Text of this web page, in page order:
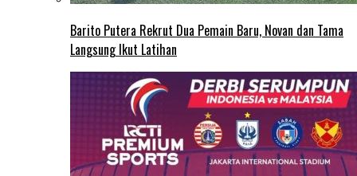
Barito Putera Rekrut Dua Pemain Baru, Novan dan Tama
Langsung Ikut Latihan